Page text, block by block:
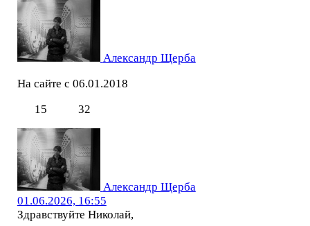
Александр Щерба
На сайте с 06.01.2018
15
32
Александр Щерба
01.06.2026, 16:55
Здравствуйте Николай,